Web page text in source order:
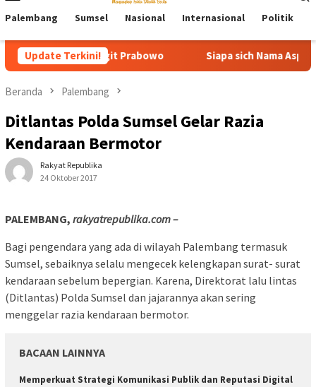
Mobile
Palembang Sumsel Nasional Internasional Politik
Update Terkini!
Sigit Prabowo Siapa sich Nama Aspri Prabowo yang
Beranda Palembang
Ditlantas Polda Sumsel Gelar Razia
Kendaraan Bermotor
Rakyat Republika
24 Oktober 2017
PALEMBANG, rakyatrepublika.com –
Bagi pengendara yang ada di wilayah Palembang termasuk
Sumsel, sebaiknya selalu mengecek kelengkapan surat- surat
kendaraan sebelum bepergian. Karena, Direktorat lalu lintas
(Ditlantas) Polda Sumsel dan jajarannya akan sering
menggelar razia kendaraan bermotor.
BACAAN LAINNYA
Memperkuat Strategi Komunikasi Publik dan Reputasi Digital